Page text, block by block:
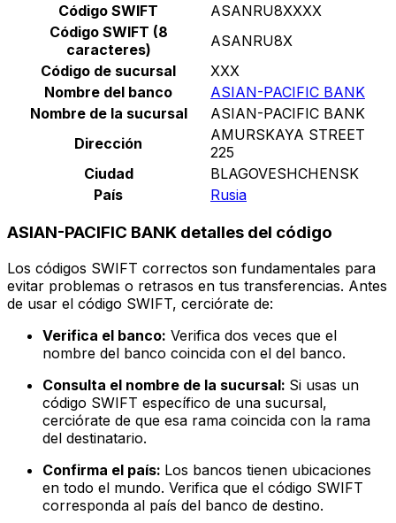
Código SWIFT
ASANRU8XXXX
Código SWIFT (8
caracteres)
ASANRU8X
Código de sucursal
XXX
Nombre del banco
ASIAN-PACIFIC BANK
Nombre de la sucursal
ASIAN-PACIFIC BANK
Dirección
AMURSKAYA STREET
225
Ciudad
BLAGOVESHCHENSK
País
Rusia
ASIAN-PACIFIC BANK detalles del código
Los códigos SWIFT correctos son fundamentales para
evitar problemas o retrasos en tus transferencias. Antes
de usar el código SWIFT, cerciórate de:
Verifica el banco: Verifica dos veces que el
nombre del banco coincida con el del banco.
Consulta el nombre de la sucursal: Si usas un
código SWIFT específico de una sucursal,
cerciórate de que esa rama coincida con la rama
del destinatario.
Confirma el país: Los bancos tienen ubicaciones
en todo el mundo. Verifica que el código SWIFT
corresponda al país del banco de destino.